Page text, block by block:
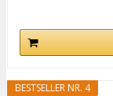
BESTSELLER NR. 4